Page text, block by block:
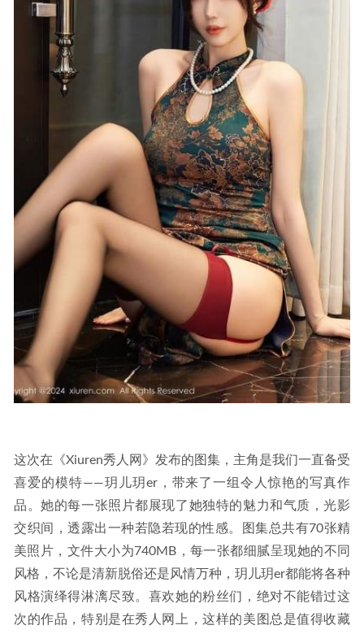
这次在《Xiuren秀人网》发布的图集，主角是我们一直备受
喜爱的模特——玥儿玥er，带来了一组令人惊艳的写真作
品。她的每一张照片都展现了她独特的魅力和气质，光影
交织间，透露出一种若隐若现的性感。图集总共有70张精
美照片，文件大小为740MB，每一张都细腻呈现她的不同
风格，不论是清新脱俗还是风情万种，玥儿玥er都能将各种
风格演绎得淋漓尽致。喜欢她的粉丝们，绝对不能错过这
次的作品，特别是在秀人网上，这样的美图总是值得收藏